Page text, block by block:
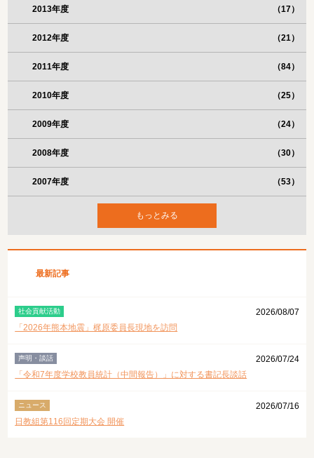
2013年度 （17）
2012年度 （21）
2011年度 （84）
2010年度 （25）
2009年度 （24）
2008年度 （30）
2007年度 （53）
もっとみる
最新記事
社会貢献活動
2026/08/07
「2026年熊本地震」梶原委員長現地を訪問
声明・談話
2026/07/24
「令和7年度学校教員統計（中間報告）」に対する書記長談話
ニュース
2026/07/16
日教組第116回定期大会 開催